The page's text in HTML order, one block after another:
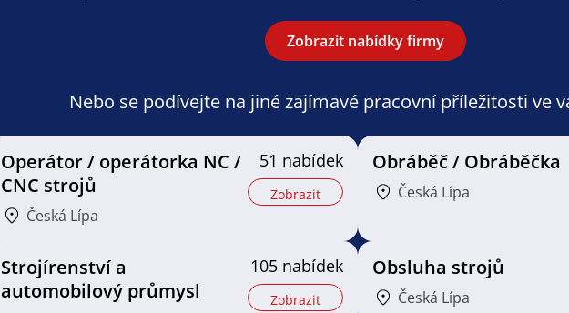
Zobrazit nabídky firmy
Nebo se podívejte na jiné zajímavé pracovní příležitosti ve
Operátor / operátorka NC /
CNC strojů
Česká Lípa
51 nabídek
Zobrazit
Obráběč / Obráběčka
Česká Lípa
Strojírenství a
automobilový průmysl
105 nabídek
Zobrazit
Obsluha strojů
Česká Lípa